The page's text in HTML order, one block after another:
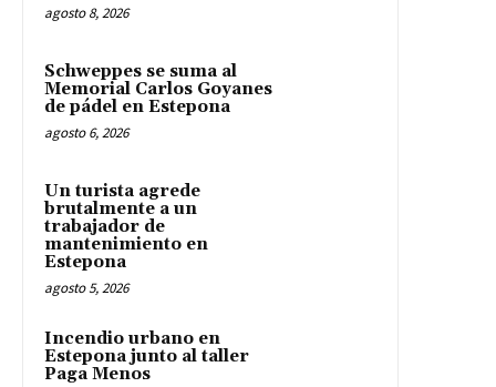
agosto 8, 2026
Schweppes se suma al
Memorial Carlos Goyanes
de pádel en Estepona
agosto 6, 2026
Un turista agrede
brutalmente a un
trabajador de
mantenimiento en
Estepona
agosto 5, 2026
Incendio urbano en
Estepona junto al taller
Paga Menos